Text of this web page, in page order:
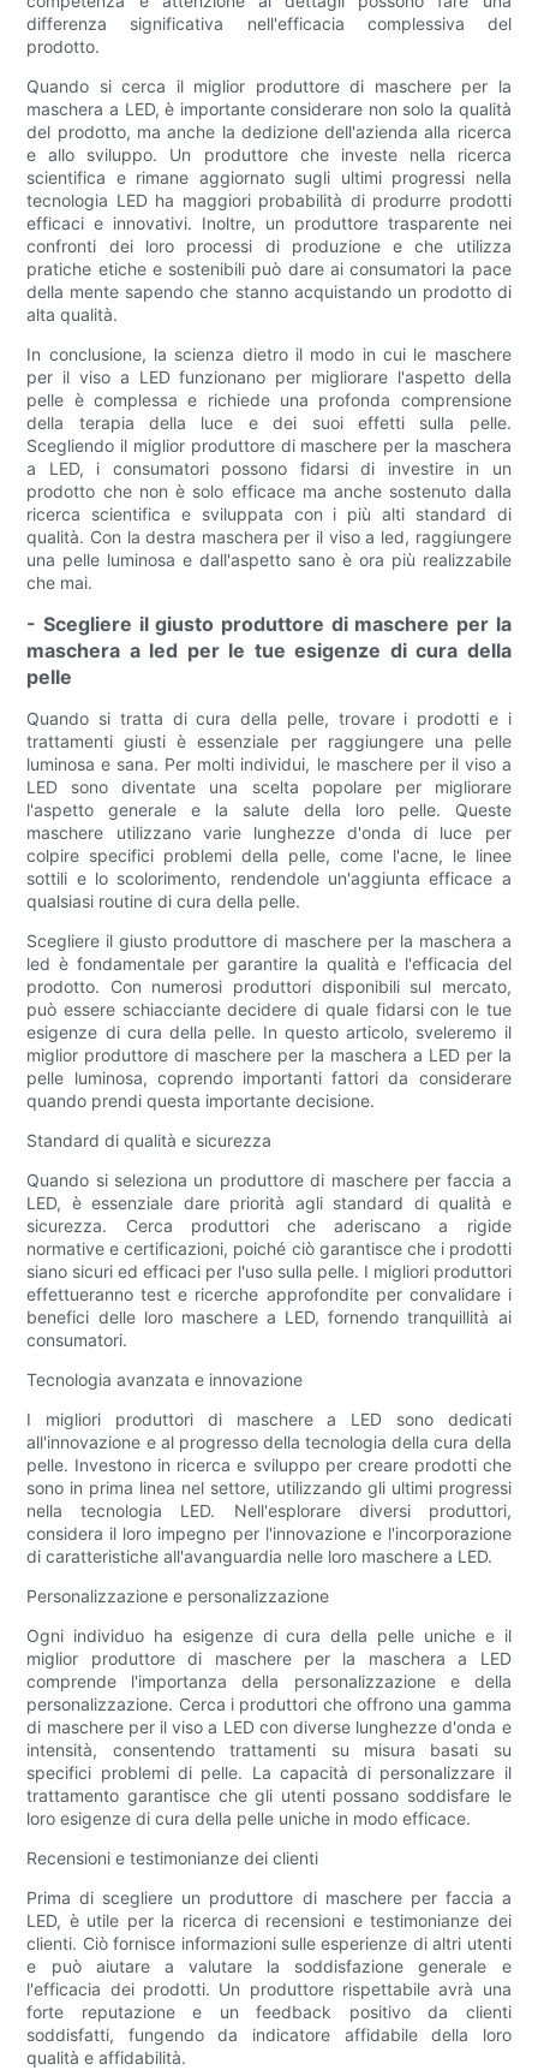
differenza significativa nell'efficacia complessiva del
prodotto.
Quando si cerca il miglior produttore di maschere per la
maschera a LED, è importante considerare non solo la qualità
del prodotto, ma anche la dedizione dell'azienda alla ricerca
e allo sviluppo. Un produttore che investe nella ricerca
scientifica e rimane aggiornato sugli ultimi progressi nella
tecnologia LED ha maggiori probabilità di produrre prodotti
efficaci e innovativi. Inoltre, un produttore trasparente nei
confronti dei loro processi di produzione e che utilizza
pratiche etiche e sostenibili può dare ai consumatori la pace
della mente sapendo che stanno acquistando un prodotto di
alta qualità.
In conclusione, la scienza dietro il modo in cui le maschere
per il viso a LED funzionano per migliorare l'aspetto della
pelle è complessa e richiede una profonda comprensione
della terapia della luce e dei suoi effetti sulla pelle.
Scegliendo il miglior produttore di maschere per la maschera
a LED, i consumatori possono fidarsi di investire in un
prodotto che non è solo efficace ma anche sostenuto dalla
ricerca scientifica e sviluppata con i più alti standard di
qualità. Con la destra maschera per il viso a led, raggiungere
una pelle luminosa e dall'aspetto sano è ora più realizzabile
che mai.
- Scegliere il giusto produttore di maschere per la
maschera a led per le tue esigenze di cura della
pelle
Quando si tratta di cura della pelle, trovare i prodotti e i
trattamenti giusti è essenziale per raggiungere una pelle
luminosa e sana. Per molti individui, le maschere per il viso a
LED sono diventate una scelta popolare per migliorare
l'aspetto generale e la salute della loro pelle. Queste
maschere utilizzano varie lunghezze d'onda di luce per
colpire specifici problemi della pelle, come l'acne, le linee
sottili e lo scolorimento, rendendole un'aggiunta efficace a
qualsiasi routine di cura della pelle.
Scegliere il giusto produttore di maschere per la maschera a
led è fondamentale per garantire la qualità e l'efficacia del
prodotto. Con numerosi produttori disponibili sul mercato,
può essere schiacciante decidere di quale fidarsi con le tue
esigenze di cura della pelle. In questo articolo, sveleremo il
miglior produttore di maschere per la maschera a LED per la
pelle luminosa, coprendo importanti fattori da considerare
quando prendi questa importante decisione.
Standard di qualità e sicurezza
Quando si seleziona un produttore di maschere per faccia a
LED, è essenziale dare priorità agli standard di qualità e
sicurezza. Cerca produttori che aderiscano a rigide
normative e certificazioni, poiché ciò garantisce che i prodotti
siano sicuri ed efficaci per l'uso sulla pelle. I migliori produttori
effettueranno test e ricerche approfondite per convalidare i
benefici delle loro maschere a LED, fornendo tranquillità ai
consumatori.
Tecnologia avanzata e innovazione
I migliori produttori di maschere a LED sono dedicati
all'innovazione e al progresso della tecnologia della cura della
pelle. Investono in ricerca e sviluppo per creare prodotti che
sono in prima linea nel settore, utilizzando gli ultimi progressi
nella tecnologia LED. Nell'esplorare diversi produttori,
considera il loro impegno per l'innovazione e l'incorporazione
di caratteristiche all'avanguardia nelle loro maschere a LED.
Personalizzazione e personalizzazione
Ogni individuo ha esigenze di cura della pelle uniche e il
miglior produttore di maschere per la maschera a LED
comprende l'importanza della personalizzazione e della
personalizzazione. Cerca i produttori che offrono una gamma
di maschere per il viso a LED con diverse lunghezze d'onda e
intensità, consentendo trattamenti su misura basati su
specifici problemi di pelle. La capacità di personalizzare il
trattamento garantisce che gli utenti possano soddisfare le
loro esigenze di cura della pelle uniche in modo efficace.
Recensioni e testimonianze dei clienti
Prima di scegliere un produttore di maschere per faccia a
LED, è utile per la ricerca di recensioni e testimonianze dei
clienti. Ciò fornisce informazioni sulle esperienze di altri utenti
e può aiutare a valutare la soddisfazione generale e
l'efficacia dei prodotti. Un produttore rispettabile avrà una
forte reputazione e un feedback positivo da clienti
soddisfatti, fungendo da indicatore affidabile della loro
qualità e affidabilità.